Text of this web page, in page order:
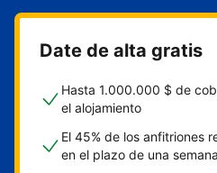
Date de alta gratis
Hasta 1.000.000 $ de
el alojamiento
El 45% de los anfitriones
en el plazo de una semana